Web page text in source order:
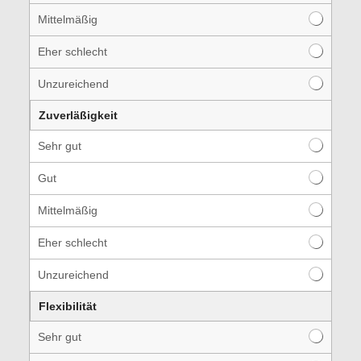
Mittelmäßig
Eher schlecht
Unzureichend
Zuverläßigkeit
Sehr gut
Gut
Mittelmäßig
Eher schlecht
Unzureichend
Flexibilität
Sehr gut